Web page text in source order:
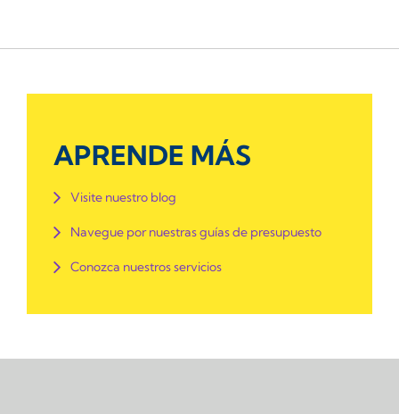
APRENDE MÁS
Visite nuestro blog
Navegue por nuestras guías de presupuesto
Conozca nuestros servicios